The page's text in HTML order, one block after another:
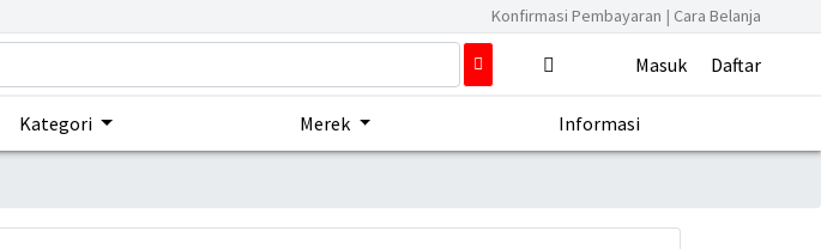
Konfirmasi Pembayaran | Cara Belanja
Masuk Daftar
Kategori Merek Informasi